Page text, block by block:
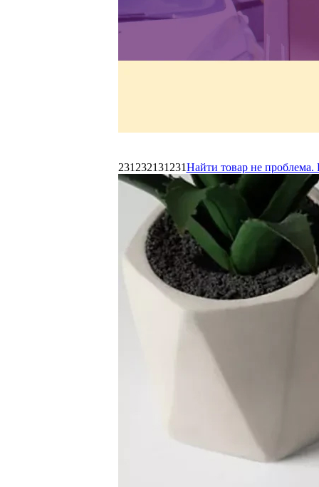
231232131231Найти товар не проблема.